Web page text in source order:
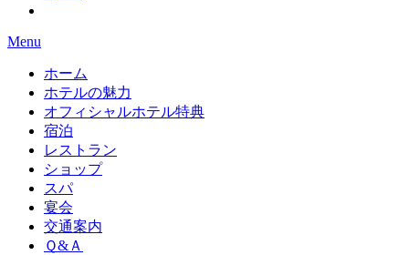
Menu
ホーム
ホテルの魅力
オフィシャルホテル特典
宿泊
レストラン
ショップ
スパ
宴会
交通案内
Ｑ&Ａ